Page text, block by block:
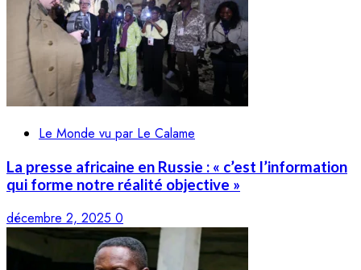
Le Monde vu par Le Calame
La presse africaine en Russie : « c’est l’information
qui forme notre réalité objective »
décembre 2, 2025 0